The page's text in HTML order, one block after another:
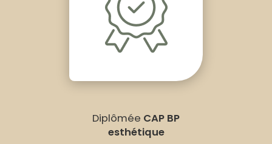
Diplômée CAP BP
esthétique